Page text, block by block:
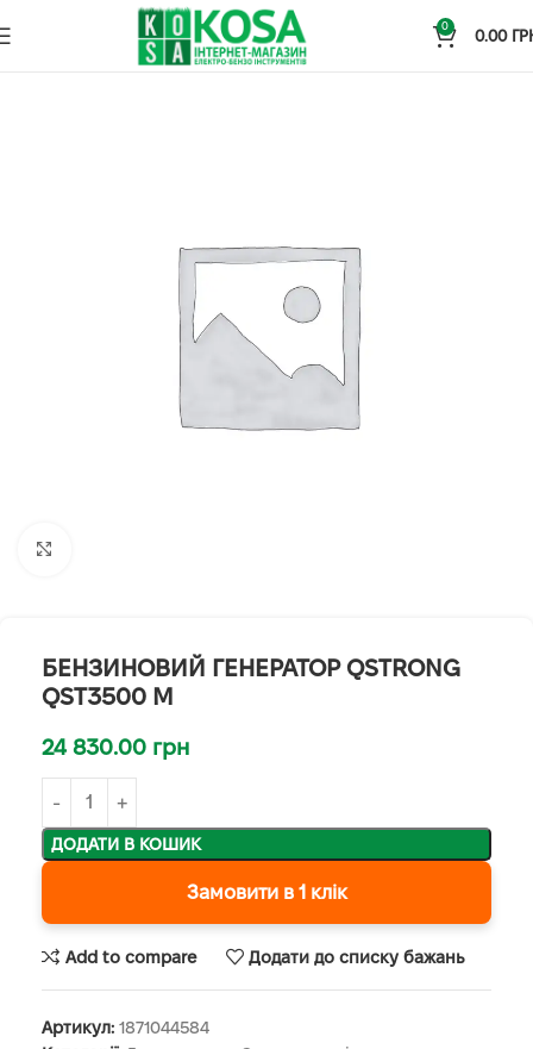
0
0.00
БЕНЗИНОВИЙ ГЕНЕРАТОР QSTRONG
QST3500 M
24 830.00 грн
ДОДАТИ В КОШИК
Замовити в 1 клік
Add to compare Додати до списку бажань
Артикул: 1871044584